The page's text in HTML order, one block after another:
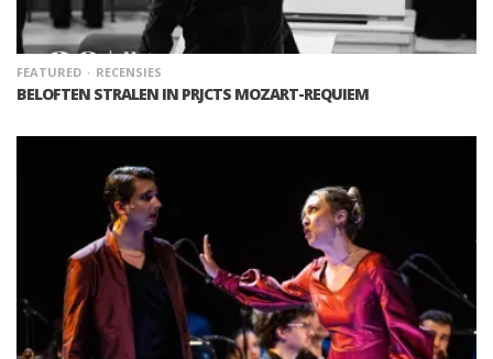
FEATURED RECENSIES
BELOFTEN STRALEN IN PRJCTS MOZART-REQUIEM